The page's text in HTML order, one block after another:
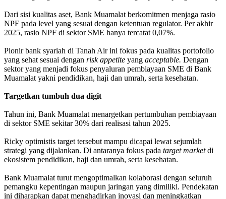
Dari sisi kualitas aset, Bank Muamalat berkomitmen menjaga rasio
NPF pada level yang sesuai dengan ketentuan regulator. Per akhir
2025, rasio NPF di sektor SME hanya tercatat 0,07%.
Pionir bank syariah di Tanah Air ini fokus pada kualitas portofolio
yang sehat sesuai dengan risk appetite yang acceptable. Dengan
sektor yang menjadi fokus penyaluran pembiayaan SME di Bank
Muamalat yakni pendidikan, haji dan umrah, serta kesehatan.
Targetkan tumbuh dua digit
Tahun ini, Bank Muamalat menargetkan pertumbuhan pembiayaan
di sektor SME sekitar 30% dari realisasi tahun 2025.
Ricky optimistis target tersebut mampu dicapai lewat sejumlah
strategi yang dijalankan. Di antaranya fokus pada target marketdi
ekosistem pendidikan, haji dan umrah, serta kesehatan.
Bank Muamalat turut mengoptimalkan kolaborasi dengan seluruh
pemangku kepentingan maupun jaringan yang dimiliki. Pendekatan
ini diharapkan dapat menghadirkan inovasi dan meningkatkan